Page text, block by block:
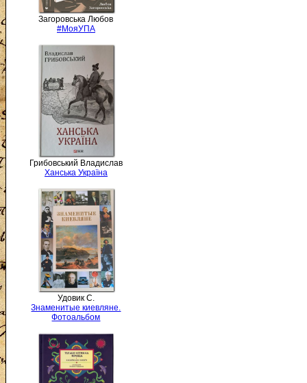
Загоровська Любов
#МояУПА
Грибовський Владислав
Ханська Україна
Удовик С.
Знаменитые киевляне.
Фотоальбом